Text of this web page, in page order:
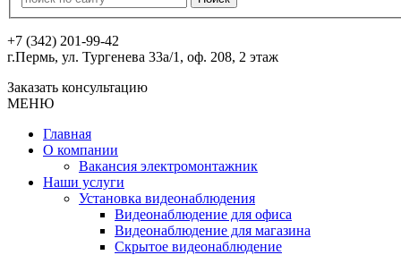
+7 (342) 201-99-42
г.Пермь, ул. Тургенева 33а/1, оф. 208, 2 этаж
Заказать консультацию
МЕНЮ
Главная
О компании
Вакансия электромонтажник
Наши услуги
Установка видеонаблюдения
Видеонаблюдение для офиса
Видеонаблюдение для магазина
Скрытое видеонаблюдение